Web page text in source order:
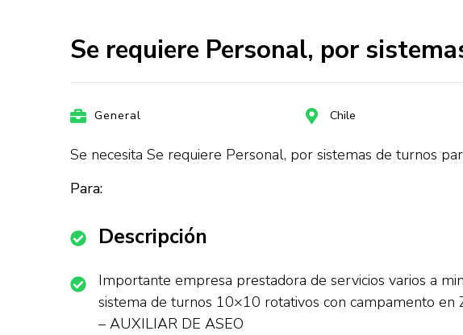
Se requiere Personal, por
General Chile
Se necesita Se requiere Personal, por sistemas de turnos
Para:
Descripción
Importante empresa prestadora de servicios varios a
sistema de turnos 10×10 rotativos con campamento en
– AUXILIAR DE ASEO